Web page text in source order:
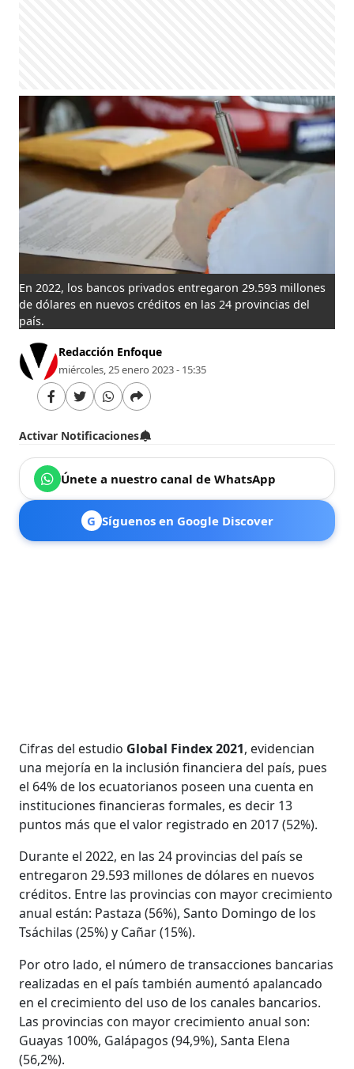
En 2022, los bancos privados entregaron 29.593 millones
de dólares en nuevos créditos en las 24 provincias del
país.
Redacción Enfoque
miércoles, 25 enero 2023 - 15:35
Activar Notificaciones
Únete a nuestro canal de WhatsApp
G Síguenos en Google Discover
Cifras del estudio Global Findex 2021, evidencian
una mejoría en la inclusión financiera del país, pues
el 64% de los ecuatorianos poseen una cuenta en
instituciones financieras formales, es decir 13
puntos más que el valor registrado en 2017 (52%).
Durante el 2022, en las 24 provincias del país se
entregaron 29.593 millones de dólares en nuevos
créditos. Entre las provincias con mayor crecimiento
anual están: Pastaza (56%), Santo Domingo de los
Tsáchilas (25%) y Cañar (15%).
Por otro lado, el número de transacciones bancarias
realizadas en el país también aumentó apalancado
en el crecimiento del uso de los canales bancarios.
Las provincias con mayor crecimiento anual son:
Guayas 100%, Galápagos (94,9%), Santa Elena
(56,2%).